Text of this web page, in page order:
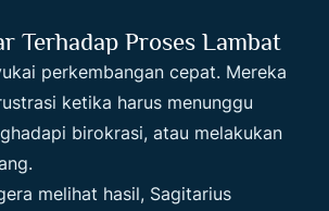
Terhadap Proses Lambat
perkembangan cepat. Mereka
ketika harus menunggu
birokrasi, atau melakukan
melihat hasil, Sagitarius